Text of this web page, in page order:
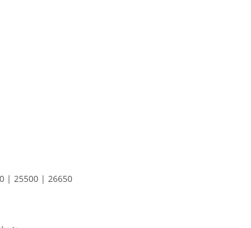
| 25500 | 26650